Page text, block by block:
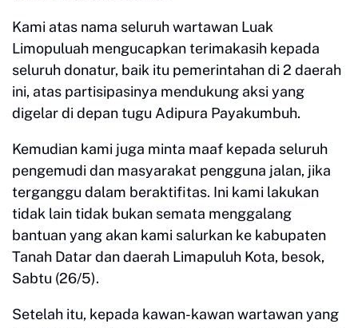
Kami atas nama seluruh wartawan Luak
Limopuluah mengucapkan terimakasih kepada
seluruh donatur, baik itu pemerintahan di 2 daerah
ini, atas partisipasinya mendukung aksi yang
digelar di depan tugu Adipura Payakumbuh.
Kemudian kami juga minta maaf kepada seluruh
pengemudi dan masyarakat pengguna jalan, jika
terganggu dalam beraktifitas. Ini kami lakukan
tidak lain tidak bukan semata menggalang
bantuan yang akan kami salurkan ke kabupaten
Tanah Datar dan daerah Limapuluh Kota, besok,
Sabtu (26/5).
Setelah itu, kepada kawan-kawan wartawan yang